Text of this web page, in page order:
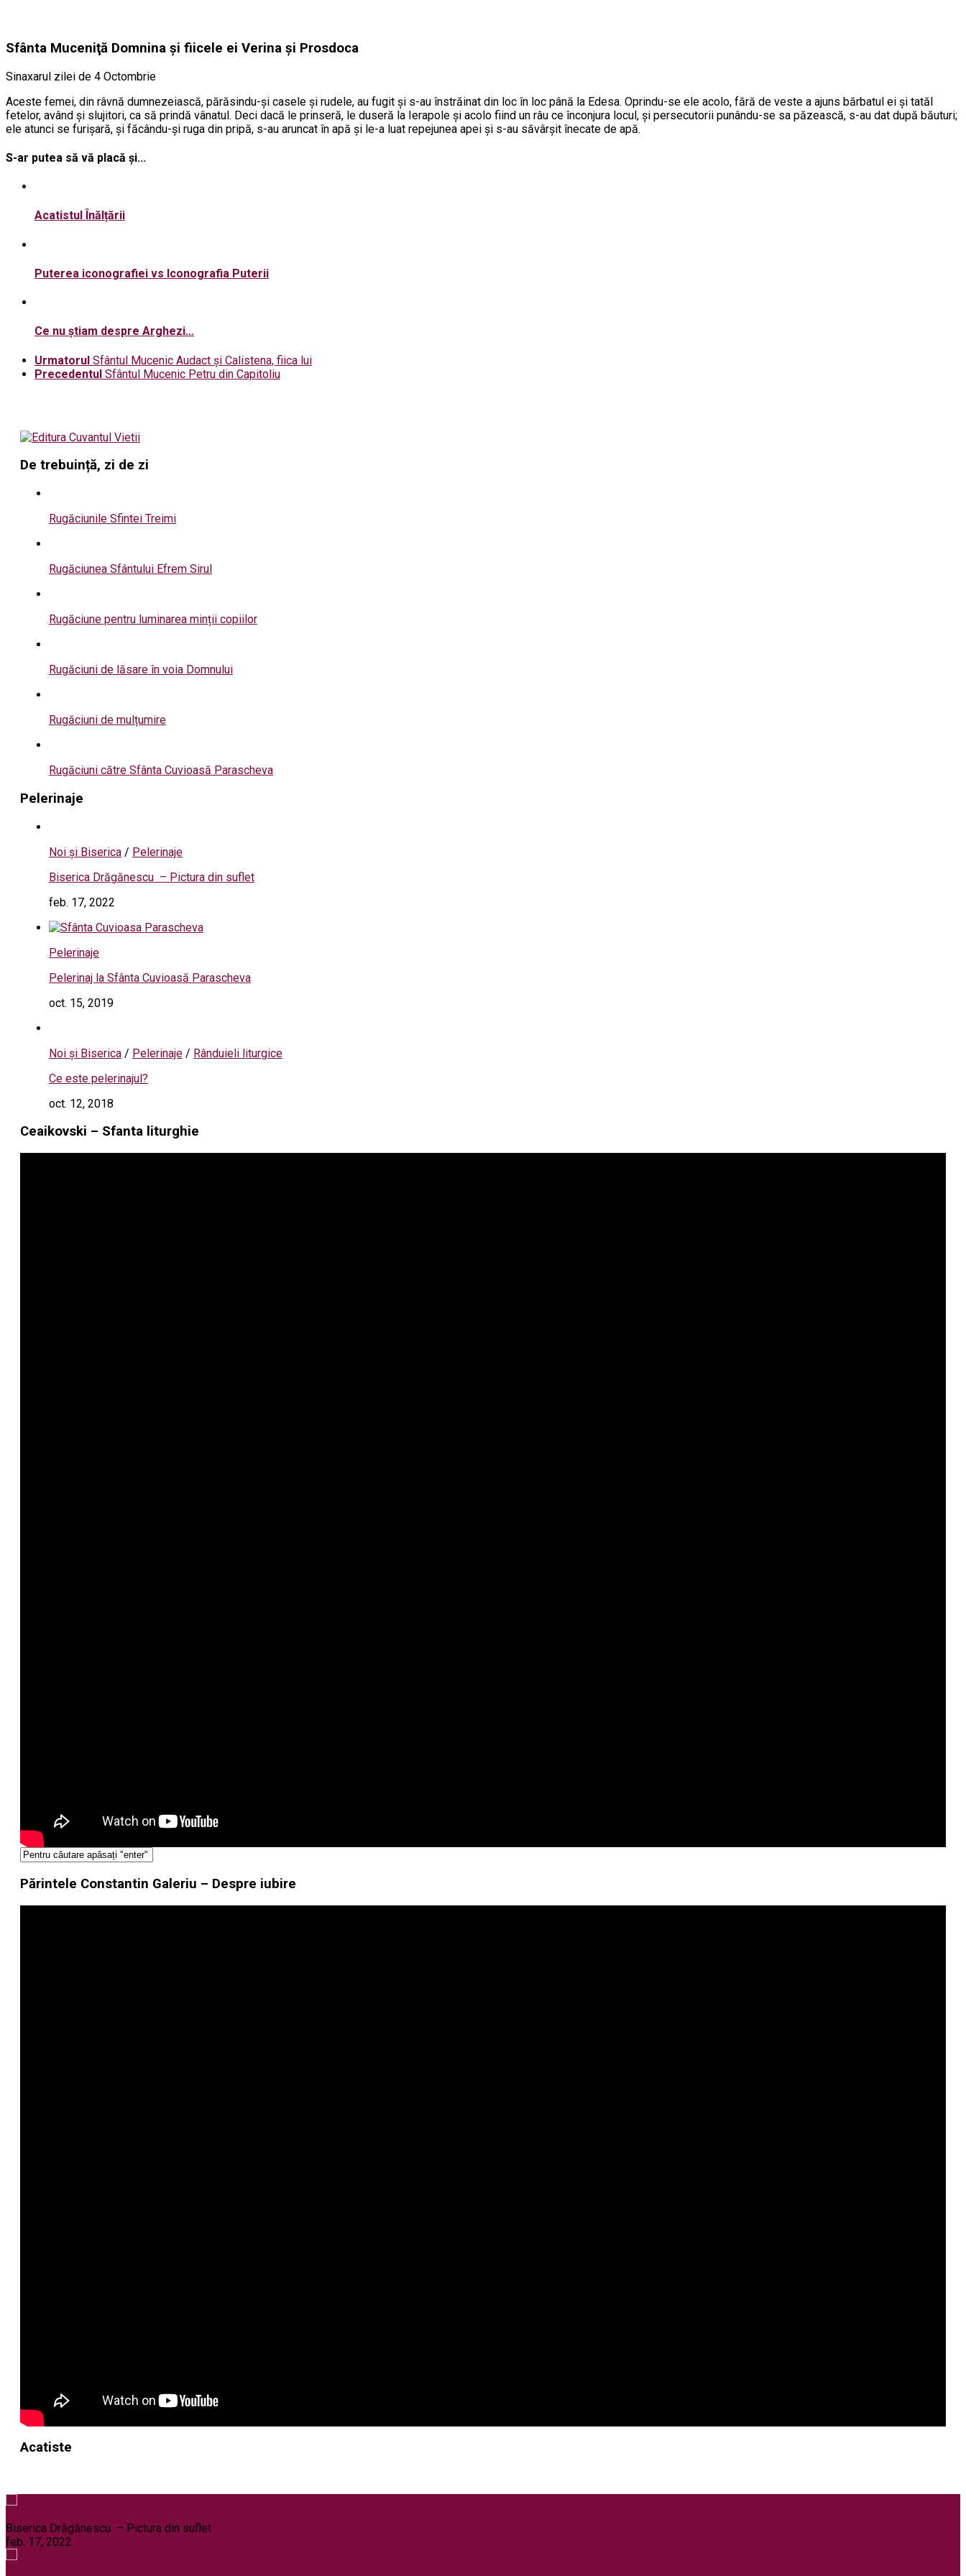
Sfânta Muceniţă Domnina şi fiicele ei Verina şi Prosdoca
Sinaxarul zilei de 4 Octombrie
Aceste femei, din râvnă dumnezeiască, părăsindu-şi casele şi rudele, au fugit şi s-au înstrăinat din loc în loc până la Edesa. Oprindu-se ele acolo, fără de veste a ajuns bărbatul ei şi tatăl
fetelor, având şi slujitori, ca să prindă vânatul. Deci dacă le prinseră, le duseră la Ierapole şi acolo fiind un râu ce înconjura locul, şi persecutorii punându-se sa păzească, s-au dat după băuturi;
ele atunci se furişară, şi făcându-şi ruga din pripă, s-au aruncat în apă şi le-a luat repejunea apei şi s-au săvârşit înecate de apă.
S-ar putea să vă placă și...
Acatistul Înălțării
Puterea iconografiei vs Iconografia Puterii
Ce nu știam despre Arghezi…
Urmatorul Sfântul Mucenic Audact şi Calistena, fiica lui
Precedentul Sfântul Mucenic Petru din Capitoliu
De trebuință, zi de zi
Rugăciunile Sfintei Treimi
Rugăciunea Sfântului Efrem Sirul
Rugăciune pentru luminarea minții copiilor
Rugăciuni de lăsare în voia Domnului
Rugăciuni de mulțumire
Rugăciuni către Sfânta Cuvioasă Parascheva
Pelerinaje
Noi și Biserica / Pelerinaje
Biserica Drăgănescu – Pictura din suflet
feb. 17, 2022
Pelerinaje
Pelerinaj la Sfânta Cuvioasă Parascheva
oct. 15, 2019
Noi și Biserica / Pelerinaje / Rânduieli liturgice
Ce este pelerinajul?
oct. 12, 2018
Ceaikovski – Sfanta liturghie
Părintele Constantin Galeriu – Despre iubire
Acatiste
Biserica Drăgănescu – Pictura din suflet
feb. 17, 2022